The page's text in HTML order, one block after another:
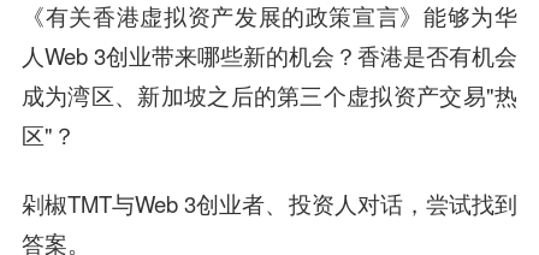
《有关香港虚拟资产发展的政策宣言》能够为华
人Web 3创业带来哪些新的机会？香港是否有机会
成为湾区、新加坡之后的第三个虚拟资产交易"热
区"？
剁椒TMT与Web 3创业者、投资人对话，尝试找到
答案。